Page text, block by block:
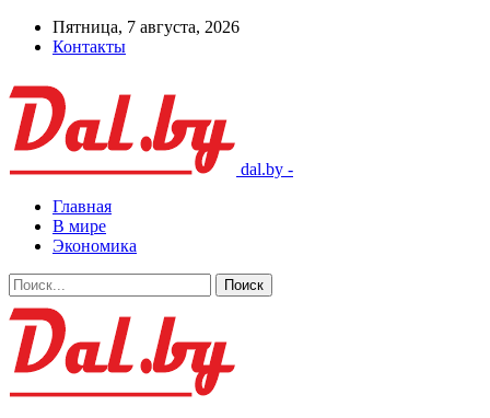
Пятница, 7 августа, 2026
Контакты
dal.by -
Главная
В мире
Экономика